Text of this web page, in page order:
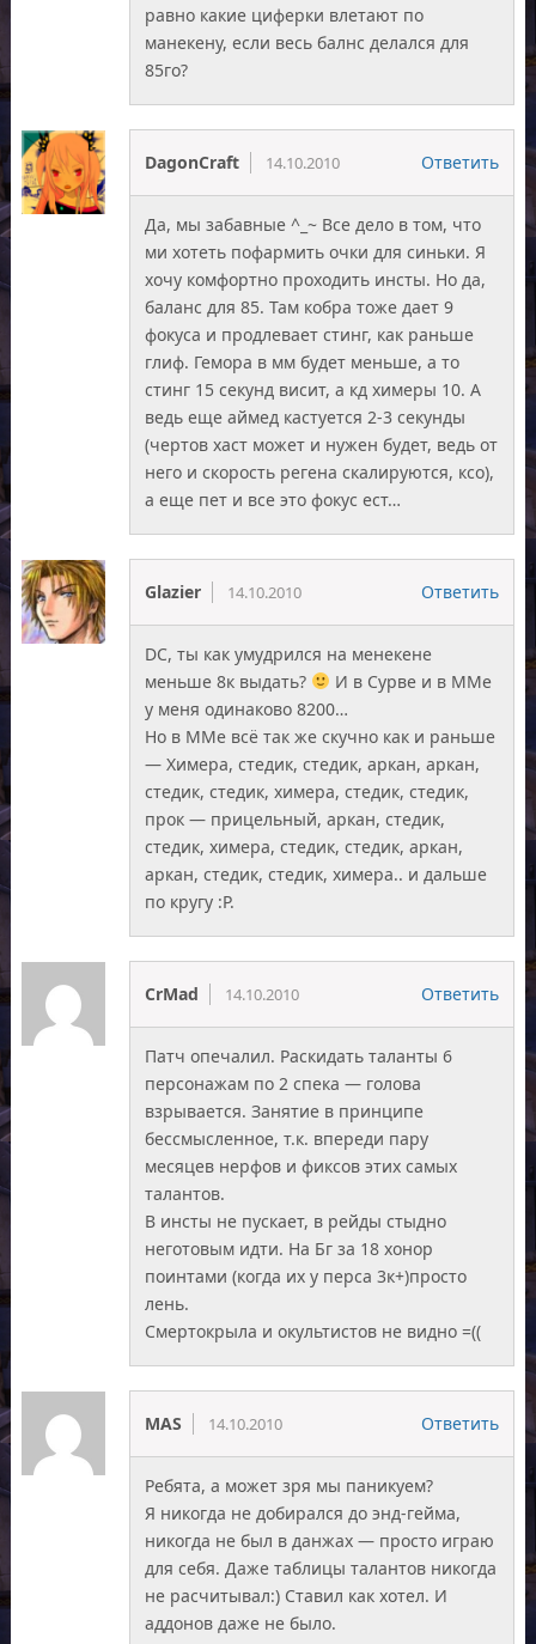
равно какие циферки влетают по
манекену, если весь балнс делался для
85го?
DagonCraft 14.10.2010 Ответить
Да, мы забавные ^_~ Все дело в том, что
ми хотеть пофармить очки для синьки. Я
хочу комфортно проходить инсты. Но да,
баланс для 85. Там кобра тоже дает 9
фокуса и продлевает стинг, как раньше
глиф. Гемора в мм будет меньше, а то
стинг 15 секунд висит, а кд химеры 10. А
ведь еще аймед кастуется 2-3 секунды
(чертов хаст может и нужен будет, ведь от
него и скорость регена скалируются, ксо),
а еще пет и все это фокус ест…
Glazier 14.10.2010 Ответить
DC, ты как умудрился на менекене
меньше 8к выдать?
И в Сурве и в ММе
у меня одинаково 8200…
Но в ММе всё так же скучно как и раньше
— Химера, стедик, стедик, аркан, аркан,
стедик, стедик, химера, стедик, стедик,
прок — прицельный, аркан, стедик,
стедик, химера, стедик, стедик, аркан,
аркан, стедик, стедик, химера.. и дальше
по кругу :Р.
CrMad 14.10.2010 Ответить
Патч опечалил. Раскидать таланты 6
персонажам по 2 спека — голова
взрывается. Занятие в принципе
бессмысленное, т.к. впереди пару
месяцев нерфов и фиксов этих самых
талантов.
В инсты не пускает, в рейды стыдно
неготовым идти. На Бг за 18 хонор
поинтами (когда их у перса 3к+)просто
лень.
Смертокрыла и окультистов не видно =((
MAS 14.10.2010 Ответить
Ребята, а может зря мы паникуем?
Я никогда не добирался до энд-гейма,
никогда не был в данжах — просто играю
для себя. Даже таблицы талантов никогда
не расчитывал:) Ставил как хотел. И
аддонов даже не было.